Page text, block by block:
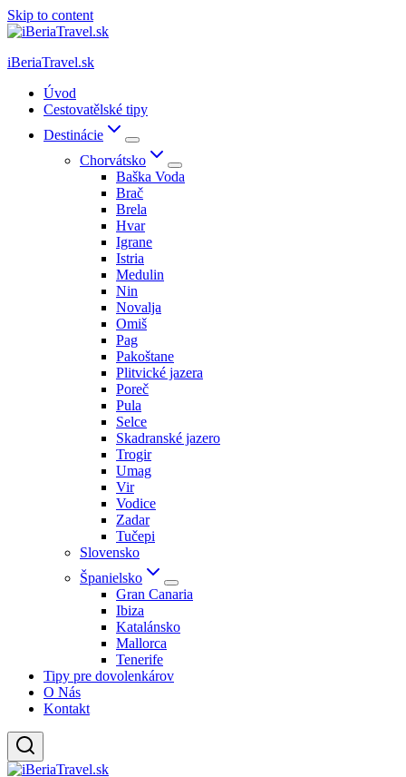
Skip to content
iBeriaTravel.sk
Úvod
Cestovatělské tipy
Destinácie
Chorvátsko
Baška Voda
Brač
Brela
Hvar
Igrane
Istria
Medulin
Nin
Novalja
Omiš
Pag
Pakoštane
Plitvické jazera
Poreč
Pula
Selce
Skadranské jazero
Trogir
Umag
Vir
Vodice
Zadar
Tučepi
Slovensko
Španielsko
Gran Canaria
Ibiza
Katalánsko
Mallorca
Tenerife
Tipy pre dovolenkárov
O Nás
Kontakt